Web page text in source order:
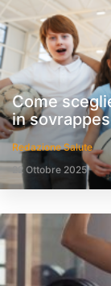
Come
in
Redazione Salute
22 Ottobre 2025